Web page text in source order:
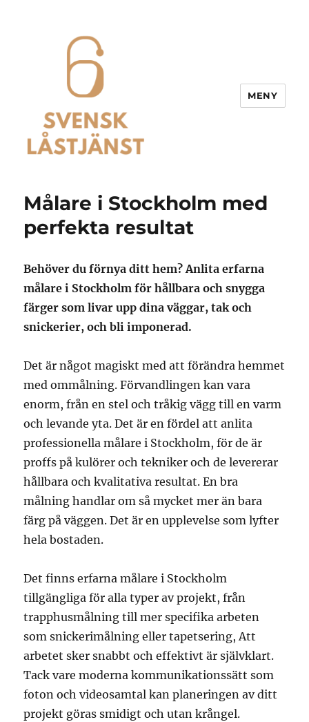
MENY
Målare i Stockholm med
perfekta resultat
Behöver du förnya ditt hem? Anlita erfarna
målare i Stockholm för hållbara och snygga
färger som livar upp dina väggar, tak och
snickerier, och bli imponerad.
Det är något magiskt med att förändra hemmet
med ommålning. Förvandlingen kan vara
enorm, från en stel och tråkig vägg till en varm
och levande yta. Det är en fördel att anlita
professionella målare i Stockholm, för de är
proffs på kulörer och tekniker och de levererar
hållbara och kvalitativa resultat. En bra
målning handlar om så mycket mer än bara
färg på väggen. Det är en upplevelse som lyfter
hela bostaden.
Det finns erfarna målare i Stockholm
tillgängliga för alla typer av projekt, från
trapphusmålning till mer specifika arbeten
som snickerimålning eller tapetsering, Att
arbetet sker snabbt och effektivt är självklart.
Tack vare moderna kommunikationssätt som
foton och videosamtal kan planeringen av ditt
projekt göras smidigt och utan krångel.